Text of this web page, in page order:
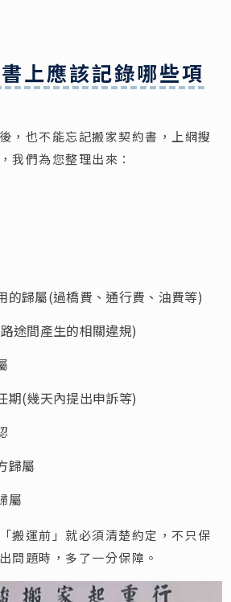
上應該記錄哪些項
，也不能忘記搬家契約書，上網搜
我們為您整理出來：
的歸屬(過橋費、通行費、油費等)
途間產生的相關違規)
期(幾天內提出申訴等)
歸屬
屬
搬運前」就必須清楚約定，不只保
問題時，多了一分保障。